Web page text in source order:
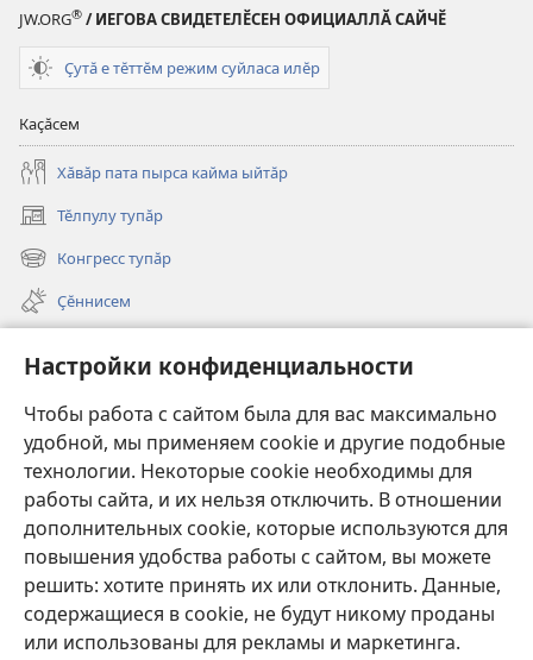
Настройки конфиденциальности
Чтобы работа с сайтом была для вас максимально
удобной, мы применяем cookie и другие подобные
технологии. Некоторые cookie необходимы для
работы сайта, и их нельзя отключить. В отношении
дополнительных cookie, которые используются для
повышения удобства работы с сайтом, вы можете
решить: хотите принять их или отклонить. Данные,
содержащиеся в cookie, не будут никому проданы
или использованы для рекламы и маркетинга.
JW.ORG® / ИЕГОВА СВИДЕТЕЛӖСЕН ОФИЦИАЛЛӐ САЙЧӖ
Ҫутӑ е тӗттӗм режим суйласа илӗр
Каҫӑсем
Хӑвӑр пата пырса кайма ыйтӑр
Тӗлпулу тупӑр
(открывается
в
новом
окне)
Конгресс тупӑр
(открывается
новом
Ҫӗннисем
Видео с тифлокомментариями
Шырав
Харпӑр хӑй ирӗкӗпе укҫа-тенкӗ парасси
(открывается
в
новом
окне)
Хурал башнин ОНЛАЙН-БИБЛИОТЕКИ
(открывается
в
новом
окне)
JW Hub
(открывается
в